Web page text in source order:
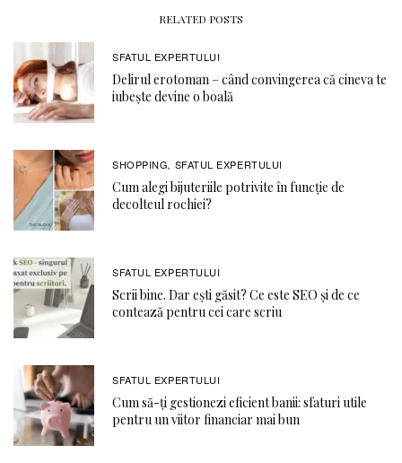
RELATED POSTS
SFATUL EXPERTULUI
Delirul erotoman – când convingerea că cineva te
iubește devine o boală
SHOPPING, SFATUL EXPERTULUI
Cum alegi bijuteriile potrivite în funcție de
decolteul rochiei?
SFATUL EXPERTULUI
Scrii bine. Dar ești găsit? Ce este SEO și de ce
contează pentru cei care scriu
SFATUL EXPERTULUI
Cum să-ți gestionezi eficient banii: sfaturi utile
pentru un viitor financiar mai bun